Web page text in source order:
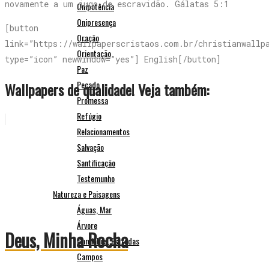
Onipotência
Onipresença
Oração
Orientação
Paz
Pecado
Promessa
Refúgio
Relacionamentos
Salvação
Santificação
Testemunho
Natureza e Paisagens
Águas, Mar
Árvore
Caminhos, Estradas
Campos
novamente a um jugo de escravidão. Gálatas 5:1
[button
link=”https://wallpaperscristaos.com.br/
type=”icon” newwindow=”yes”] English[/button]
Wallpapers de qualidade! Veja também:
Deus, Minha Rocha